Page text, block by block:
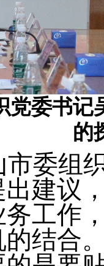
党委书记
的
市委组
建议
工作
结合